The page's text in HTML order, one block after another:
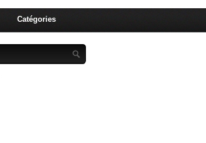
Catégories